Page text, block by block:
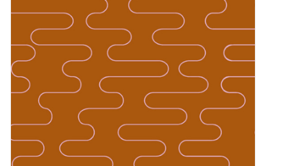
Nanno Blog
Merken
Beloningen